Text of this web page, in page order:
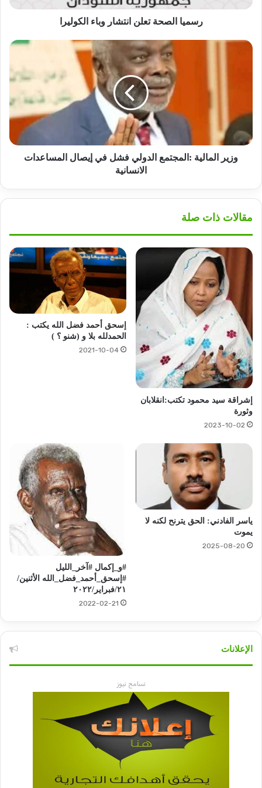
رسميا الصحة تعلن انتشار وباء الكوليرا
وزير
إيصال
المساعدات
الانسانية
وزير المالية :المجتمع الدولي فشل في إيصال المساعدات
الانسانية
مقالات ذات صلة
إشراقة سيد محمود تكتب:انقلابان
وثورة
2023-10-02
إسحق أحمد فضل الله يكتب :
الحمدلله بلا و (شنو ؟ )
2021-10-04
ياسر الفادني: الحق يترنح لكنه لا
يموت
2025-08-20
#و_إكمال #آخر_الليل
#إسحق_أحمد_فضل_الله الأثنين/
٢١/فبراير/٢٠٢٢
2022-02-21
الإعلانات
تسامح نيوز